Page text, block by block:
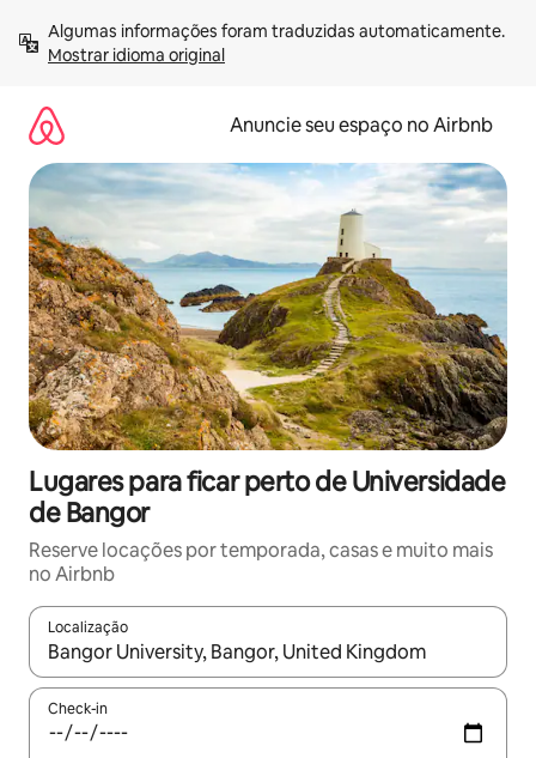
para
Mostrar idioma original
Anuncie seu espaço no Airbnb
Lugares para ficar perto de Universidade
de Bangor
Reserve locações por temporada, casas e muito mais
no Airbnb
Localização
Quando os resultados estiverem disponíveis, explore-os
Check-in